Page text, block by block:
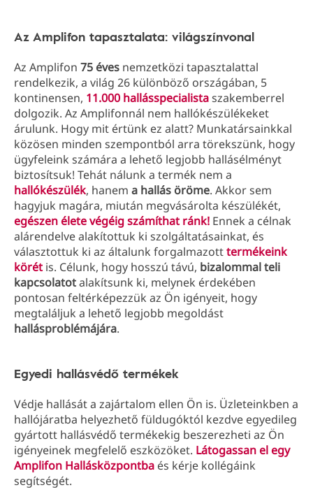
Az Amplifon tapasztalata: világszínvonal
Az Amplifon 75 éves nemzetközi tapasztalattal
rendelkezik, a világ 26 különböző országában, 5
kontinensen, 11.000 hallásspecialistaszakemberrel
dolgozik. Az Amplifonnál nem hallókészülékeket
árulunk. Hogy mit értünk ez alatt? Munkatársainkkal
közösen minden szempontból arra törekszünk, hogy
ügyfeleink számára a lehető legjobb hallásélményt
biztosítsuk! Tehát nálunk a termék nem a
hallókészülék, hanem a hallás öröme. Akkor sem
hagyjuk magára, miután megvásárolta készülékét,
egészen élete végéig számíthat ránk! Ennek a célnak
alárendelve alakítottuk ki szolgáltatásainkat, és
választottuk ki az általunk forgalmazotttermékeink
körét is. Célunk, hogy hosszú távú, bizalommal teli
kapcsolatotalakítsunk ki, melynek érdekében
pontosan feltérképezzük az Ön igényeit, hogy
megtaláljuk a lehető legjobb megoldást
hallásproblémájára.
Egyedi hallásvédő termékek
Védje hallását a zajártalom ellen Ön is. Üzleteinkben a
hallójáratba helyezhető füldugóktól kezdve egyedileg
gyártott hallásvédő termékekig beszerezheti az Ön
igényeinek megfelelő eszközöket. Látogassan el egy
Amplifon Hallásközpontba és kérje kollégáink
segítségét.